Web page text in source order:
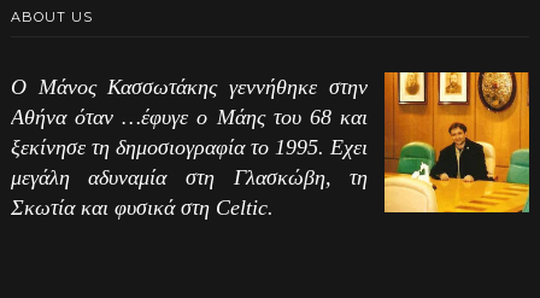
ABOUT US
Ο Μάνος Κασσωτάκης γεννήθηκε στην
Αθήνα όταν …έφυγε ο Μάης του 68 και
ξεκίνησε τη δημοσιογραφία το 1995. Εχει
μεγάλη αδυναμία στη Γλασκώβη, τη
Σκωτία και φυσικά στη Celtic.